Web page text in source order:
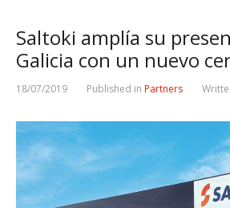
Saltoki amplía su
Galicia con un nuevo
18/07/2019 Published in Partners